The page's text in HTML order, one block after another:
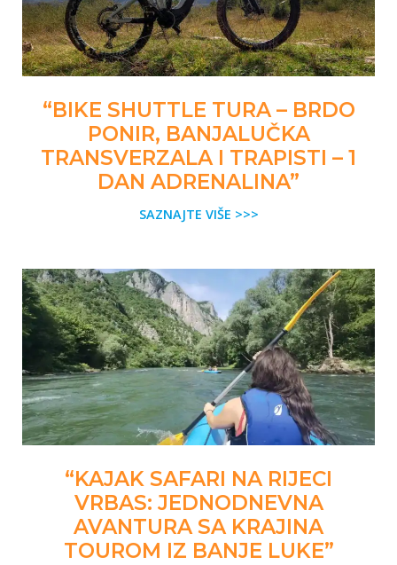
“BIKE SHUTTLE TURA – BRDO
PONIR, BANJALUČKA
TRANSVERZALA I TRAPISTI – 1
DAN ADRENALINA”
SAZNAJTE VIŠE >>>
“KAJAK SAFARI NA RIJECI
VRBAS: JEDNODNEVNA
AVANTURA SA KRAJINA
TOUROM IZ BANJE LUKE”